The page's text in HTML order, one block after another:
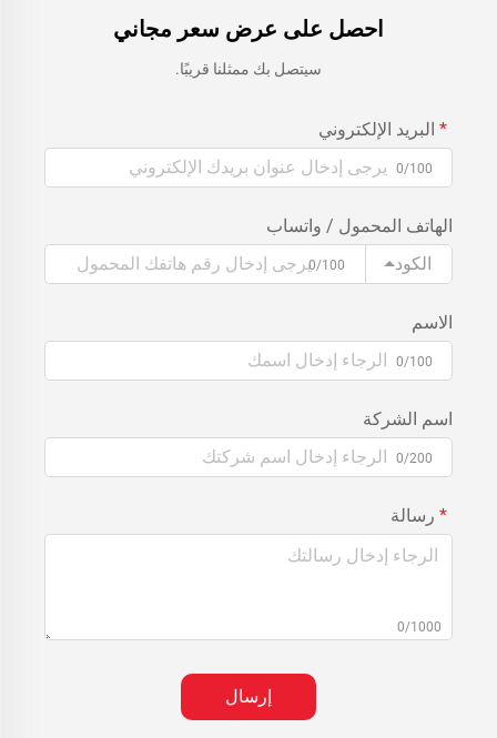
احصل على عرض سعر مجاني
سيتصل بك ممثلنا قريبًا.
البريد الإلكتروني
0/100
الهاتف المحمول / واتساب
الكود
0/100
الاسم
0/100
اسم الشركة
0/200
رسالة
0/1000
إرسال